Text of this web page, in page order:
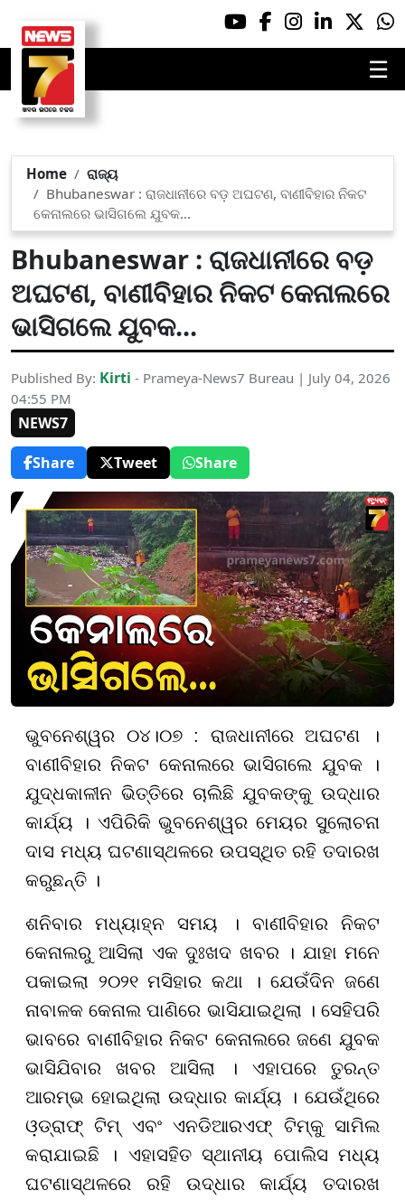
☰
Home
ରାଜ୍ୟ
Bhubaneswar : ରାଜଧାନୀରେ ବଡ଼ ଅଘଟଣ, ବାଣୀବିହାର ନିକଟ
କେନାଲରେ ଭାସିଗଲେ ଯୁବକ...
Bhubaneswar : ରାଜଧାନୀରେ ବଡ଼
ଅଘଟଣ, ବାଣୀବିହାର ନିକଟ କେନାଲରେ
ଭାସିଗଲେ ଯୁବକ...
Published By: Kirti - Prameya-News7 Bureau | July 04, 2026
04:55 PM
NEWS7
Share
Tweet Share
ଭୁବନେଶ୍ୱର ୦୪।୦୭ : ରାଜଧାନୀରେ ଅଘଟଣ ।
ବାଣୀବିହାର ନିକଟ କେନାଲରେ ଭାସିଗଲେ ଯୁବକ ।
ଯୁଦ୍ଧକାଳୀନ ଭିତ୍ତିରେ ଚାଲିଛି ଯୁବକଙ୍କୁ ଉଦ୍ଧାର
କାର୍ଯ୍ୟ । ଏପିରିକି ଭୁବନେଶ୍ୱର ମେୟର ସୁଲୋଚନା
ଦାସ ମଧ୍ୟ ଘଟଣାସ୍ଥଳରେ ଉପସ୍ଥିତ ରହି ତଦାରଖ
କରୁଛନ୍ତି ।
ଶନିବାର ମଧ୍ୟାହ୍ନ ସମୟ । ବାଣୀବିହାର ନିକଟ
କେନାଲରୁ ଆସିଲା ଏକ ଦୁଃଖଦ ଖବର । ଯାହା ମନେ
ପକାଇଲା ୨୦୨୧ ମସିହାର କଥା । ଯେଉଁଦିନ ଜଣେ
ନାବାଳକ କେନାଲ ପାଣିରେ ଭାସିଯାଇଥିଲା । ସେହିପରି
ଭାବରେ ବାଣୀବିହାର ନିକଟ କେନାଲରେ ଜଣେ ଯୁବକ
ଭାସିଯିବାର ଖବର ଆସିଲା । ଏହାପରେ ତୁରନ୍ତ
ଆରମ୍ଭ ହୋଇଥିଲା ଉଦ୍ଧାର କାର୍ଯ୍ୟ । ଯେଉଁଥିରେ
ଓ଼ଡ୍ରାଫ୍‌ ଟିମ୍‌ ଏବଂ ଏନଡିଆରଏଫ୍‌ ଟିମ୍‌କୁ ସାମିଲ
କରାଯାଇଛି । ଏହାସହିତ ସ୍ଥାନୀୟ ପୋଲିସ ମଧ୍ୟ
ଘଟଣାସ୍ଥଳରେ ରହି ଉଦ୍ଧାର କାର୍ଯ୍ୟ ତଦାରଖ